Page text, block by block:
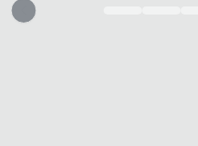
Espuma
FORRO